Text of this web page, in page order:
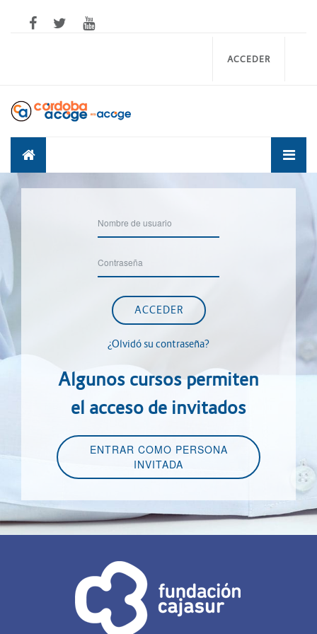
ACCEDER
ACCEDER
¿Olvidó su contraseña?
Algunos cursos permiten
el acceso de invitados
ENTRAR COMO PERSONA
INVITADA